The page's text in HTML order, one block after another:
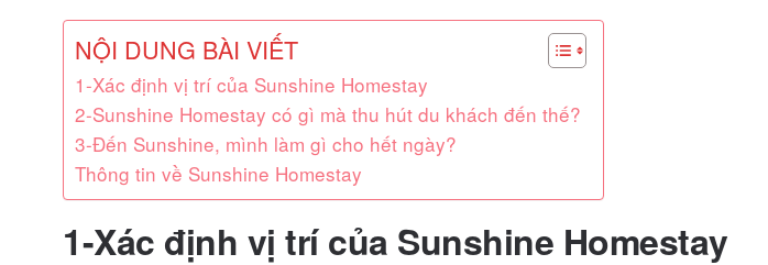
NỘI DUNG BÀI VIẾT
1-Xác định vị trí của Sunshine Homestay
2-Sunshine Homestay có gì mà thu hút du khách đến thế?
3-Đến Sunshine, mình làm gì cho hết ngày?
Thông tin về Sunshine Homestay
1-Xác định vị trí của Sunshine Homestay